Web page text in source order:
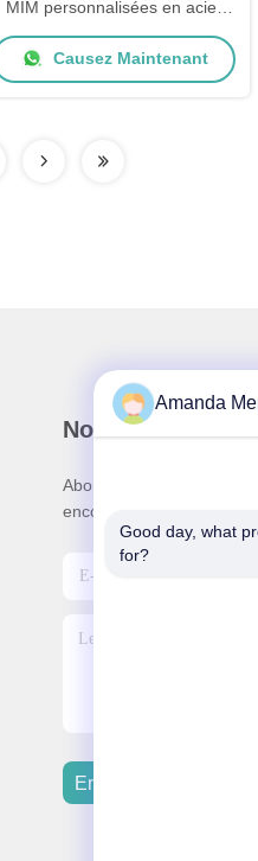
MIM personnalisées en acier
inoxydable Mim pour
équipement de montres
Causez Maintenant
Notre newsletter
Abonnez-vous à notre
encore.
Envoyer Un Courriel
Amanda
Good day, what
for?